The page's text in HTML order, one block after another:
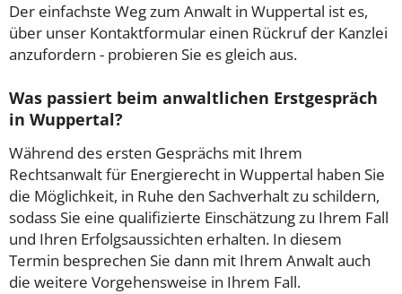
Der einfachste Weg zum Anwalt in Wuppertal ist es,
über unser Kontaktformular einen Rückruf der Kanzlei
anzufordern - probieren Sie es gleich aus.
Was passiert beim anwaltlichen Erstgespräch
in Wuppertal?
Während des ersten Gesprächs mit Ihrem
Rechtsanwalt für Energierecht in Wuppertal haben Sie
die Möglichkeit, in Ruhe den Sachverhalt zu schildern,
sodass Sie eine qualifizierte Einschätzung zu Ihrem Fall
und Ihren Erfolgsaussichten erhalten. In diesem
Termin besprechen Sie dann mit Ihrem Anwalt auch
die weitere Vorgehensweise in Ihrem Fall.